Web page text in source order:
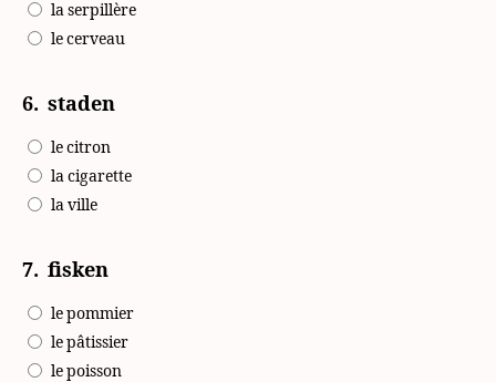
la serpillère
le cerveau
6. staden
le citron
la cigarette
la ville
7. fisken
le pommier
le pâtissier
le poisson